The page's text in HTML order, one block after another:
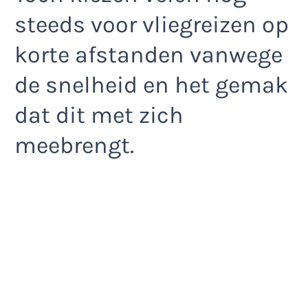
steeds voor vliegreizen op
korte afstanden vanwege
de snelheid en het gemak
dat dit met zich
meebrengt.